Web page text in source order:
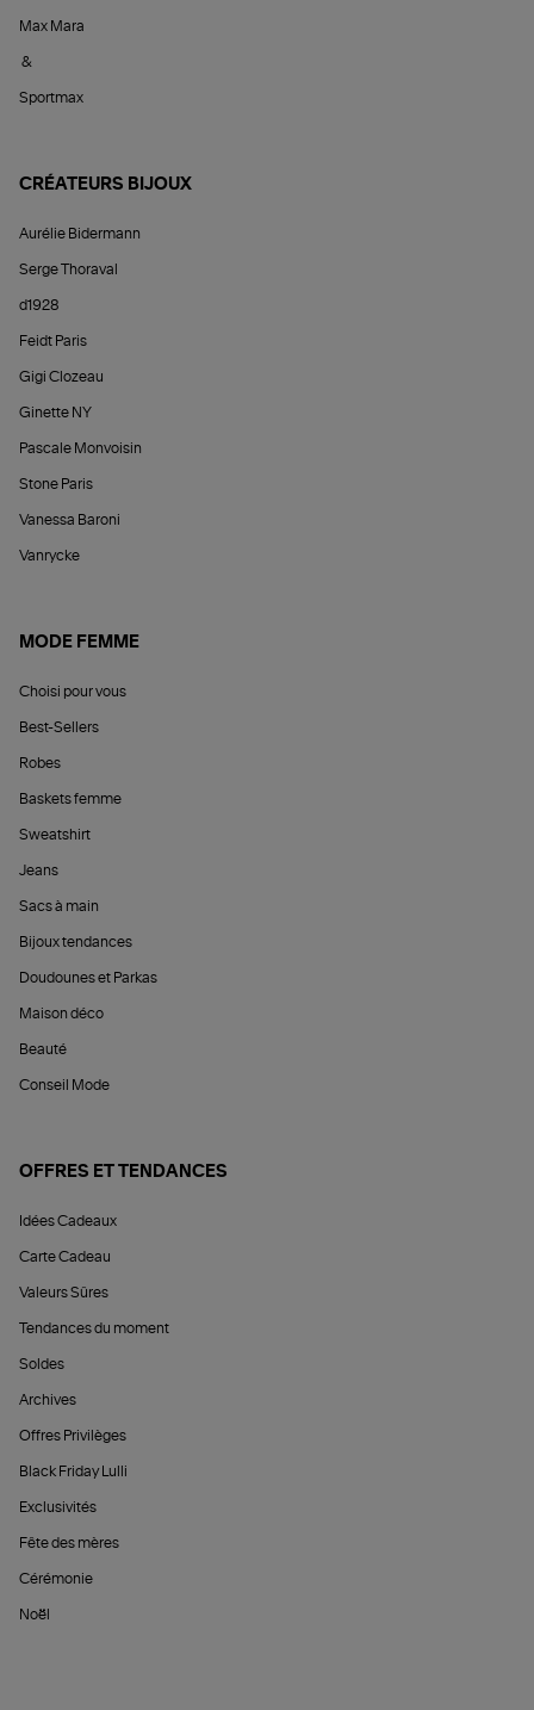
Max Mara
&
Sportmax
CRÉATEURS BIJOUX
Aurélie Bidermann
Serge Thoraval
d1928
Feidt Paris
Gigi Clozeau
Ginette NY
Pascale Monvoisin
Stone Paris
Vanessa Baroni
Vanrycke
MODE FEMME
Choisi pour vous
Best-Sellers
Robes
Baskets femme
Sweatshirt
Jeans
Sacs à main
Bijoux tendances
Doudounes et Parkas
Maison déco
Beauté
Conseil Mode
OFFRES ET TENDANCES
Idées Cadeaux
Carte Cadeau
Valeurs Sûres
Tendances du moment
Soldes
Archives
Offres Privilèges
Black Friday Lulli
Exclusivités
Fête des mères
Cérémonie
Noël